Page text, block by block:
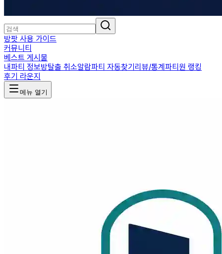
방팟 사용 가이드
커뮤니티
베스트 게시물
내파티 정보방탈출 취소알람파티 자동찾기리뷰/통계파티원 랭킹
후기 라운지
메뉴 열기